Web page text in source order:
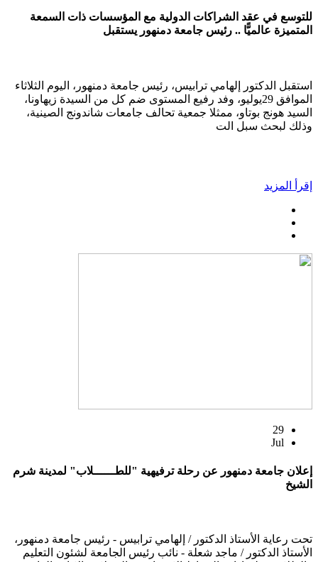
للتوسع في عقد الشراكات الدولية مع المؤسسات ذات السمعة
المتميزة عالميًّا .. رئيس جامعة دمنهور يستقبل
استقبل الدكتور إلهامي ترابيس، رئيس جامعة دمنهور، اليوم الثلاثاء
الموافق 29يوليو، وفد رفيع المستوى ضم كل من السيدة زيهاونا،
السيد هونج بوتاو، ممثلا جمعية تحالف جامعات شاندونج الصينية،
وذلك لبحث سبل الت
إقرأ المزيد
29
Jul
إعلان جامعة دمنهور عن رحلة ترفيهية "للطــــــلاب" لمدينة شرم
الشيخ
تحت رعاية الأستاذ الدكتور / إلهامي ترابيس - رئيس جامعة دمنهور،
الأستاذ الدكتور / ماجد شعلة - نائب رئيس الجامعة لشئون التعليم